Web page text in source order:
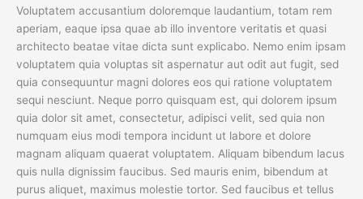
Voluptatem accusantium doloremque laudantium, totam rem
aperiam, eaque ipsa quae ab illo inventore veritatis et quasi
architecto beatae vitae dicta sunt explicabo. Nemo enim ipsam
voluptatem quia voluptas sit aspernatur aut odit aut fugit, sed
quia consequuntur magni dolores eos qui ratione voluptatem
sequi nesciunt. Neque porro quisquam est, qui dolorem ipsum
quia dolor sit amet, consectetur, adipisci velit, sed quia non
numquam eius modi tempora incidunt ut labore et dolore
magnam aliquam quaerat voluptatem. Aliquam bibendum lacus
quis nulla dignissim faucibus. Sed mauris enim, bibendum at
purus aliquet, maximus molestie tortor. Sed faucibus et tellus